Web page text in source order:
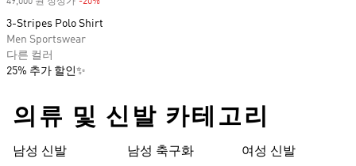
3-Stripes Polo Shirt
Men Sportswear
다른 컬러
25% 추가 할인✨
의류 및 신발 카테고리
남성 신발 남성 축구화 여성 신발